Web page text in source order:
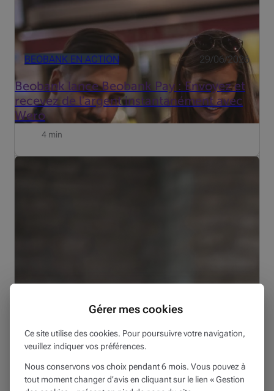
BEOBANK EN ACTION 29/06/2026
Beobank lance Beobank Pay : Envoyez et
recevez de l’argent instantanément avec
Wero
4 min
Marchés financiers : aperçu de la situation
Mise à jour du 19 juni 2026
3 min
Gérer mes cookies
Ce site utilise des cookies. Pour poursuivre votre navigation,
veuillez indiquer vos préférences.
Nous conservons vos choix pendant 6 mois. Vous pouvez à
tout moment changer d’avis en cliquant sur le lien « Gestion